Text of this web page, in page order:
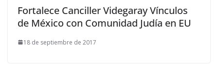
Fortalece Canciller Videgaray Vínculos
de México con Comunidad Judía en EU
18 de septiembre de 2017